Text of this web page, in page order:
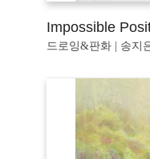
Impossible
드로잉&판화 | 송지